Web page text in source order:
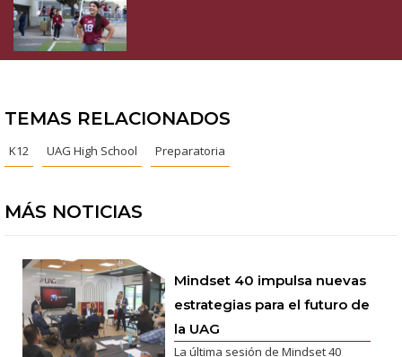
TEMAS RELACIONADOS
K12 UAG High School Preparatoria
MÁS NOTICIAS
Mindset 40 impulsa nuevas
estrategias para el futuro de
la UAG
La última sesión de Mindset 40